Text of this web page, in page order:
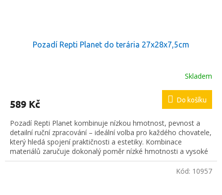
Pozadí Repti Planet do terária 27x28x7,5cm
Skladem
589 Kč Do košíku
Pozadí Repti Planet kombinuje nízkou hmotnost, pevnost a
detailní ruční zpracování – ideální volba pro každého chovatele,
který hledá spojení praktičnosti a estetiky. Kombinace
materiálů zaručuje dokonalý poměr nízké hmotnosti a vysoké
odolnosti.
Kód: 10957